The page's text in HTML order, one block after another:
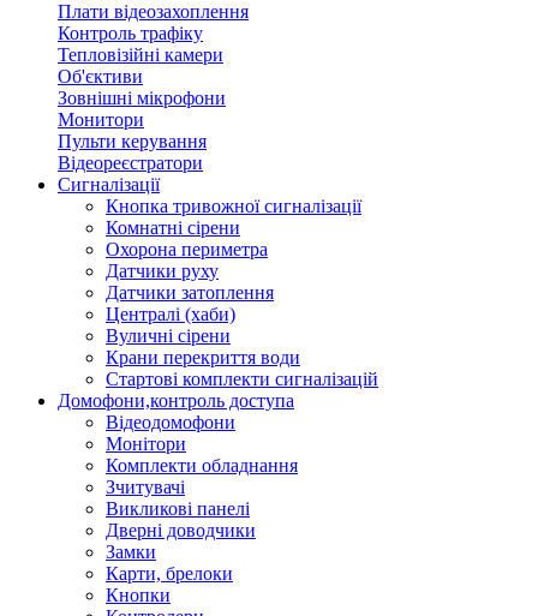
Плати відеозахоплення
Контроль трафіку
Тепловізійні камери
Об'єктиви
Зовнішні мікрофони
Монитори
Пульти керування
Відеореєстратори
Сигналізації
Кнопка тривожної сигналізації
Комнатні сірени
Охорона периметра
Датчики руху
Датчики затоплення
Централі (хаби)
Вуличні сірени
Крани перекриття води
Стартові комплекти сигналізацій
Домофони,контроль доступа
Відеодомофони
Монітори
Комплекти обладнання
Зчитувачі
Викликові панелі
Дверні доводчики
Замки
Карти, брелоки
Кнопки